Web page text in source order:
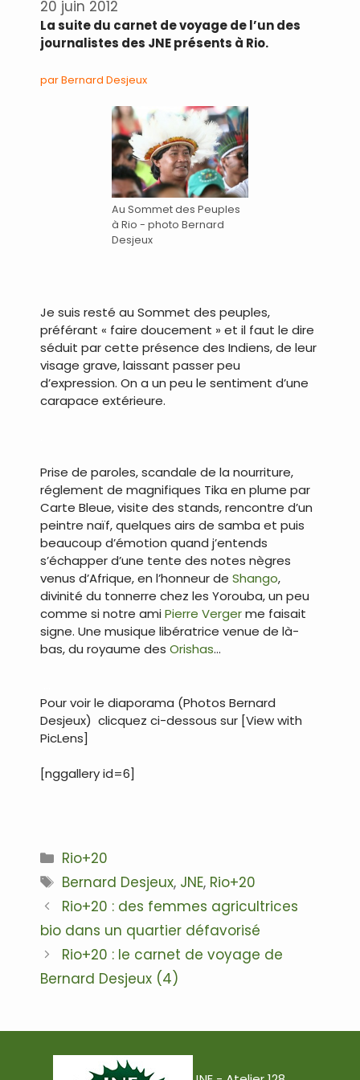
20 juin 2012
La suite du carnet de voyage de l’un des
journalistes des JNE présents à Rio.
par Bernard Desjeux
Au Sommet des Peuples
à Rio - photo Bernard
Desjeux
Je suis resté au Sommet des peuples,
préférant « faire doucement » et il faut le dire
séduit par cette présence des Indiens, de leur
visage grave, laissant passer peu
d’expression. On a un peu le sentiment d’une
carapace extérieure.
Prise de paroles, scandale de la nourriture,
réglement de magnifiques Tika en plume par
Carte Bleue, visite des stands, rencontre d’un
peintre naïf, quelques airs de samba et puis
beaucoup d’émotion quand j’entends
s’échapper d’une tente des notes nègres
venus d’Afrique, en l’honneur de Shango,
divinité du tonnerre chez les Yorouba, un peu
comme si notre amiPierre Vergerme faisait
signe. Une musique libératrice venue de là-
bas, du royaume des Orishas…
Pour voir le diaporama (Photos Bernard
Desjeux) clicquez ci-dessous sur [View with
PicLens]
[nggallery id=6]
Catégories
Rio+20
Étiquettes
Bernard Desjeux, JNE, Rio+20
Navigation
des
Rio+20 : des femmes agricultrices
bio dans un quartier défavorisé
Rio+20 : le carnet de voyage de
Bernard Desjeux (4)